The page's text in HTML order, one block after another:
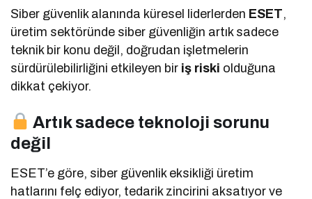
Siber güvenlik alanında küresel liderlerden ESET,
üretim sektöründe siber güvenliğin artık sadece
teknik bir konu değil, doğrudan işletmelerin
sürdürülebilirliğini etkileyen bir iş riski olduğuna
dikkat çekiyor.
Artık sadece teknoloji sorunu
değil
ESET’e göre, siber güvenlik eksikliği üretim
hatlarını felç ediyor, tedarik zincirini aksatıyor ve